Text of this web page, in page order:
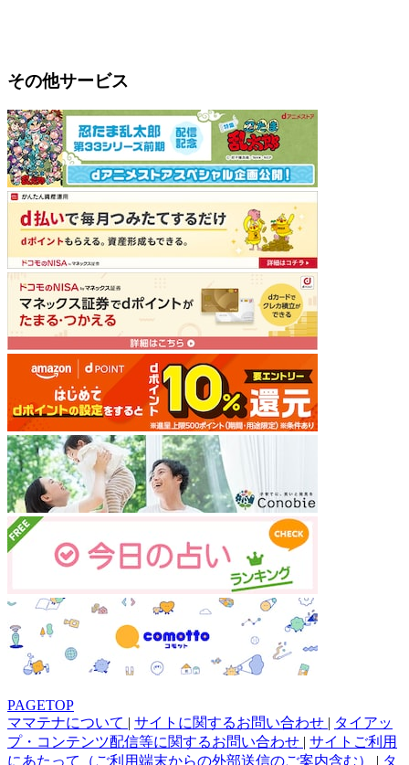
その他サービス
PAGETOP
ママテナについて | サイトに関するお問い合わせ | タイアッ
プ・コンテンツ配信等に関するお問い合わせ | サイトご利用
にあたって（ご利用端末からの外部送信のご案内含む） | タ